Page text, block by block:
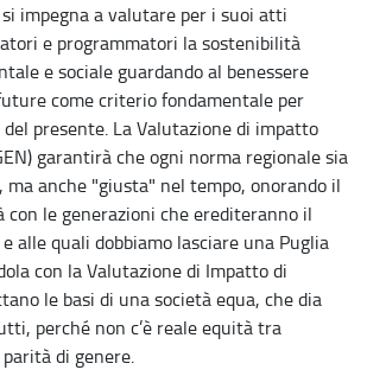
impegna a valutare per i suoi atti
e programmatori la sostenibilità
e sociale guardando al benessere
come criterio fondamentale per
presente. La Valutazione di impatto
garantirà che ogni norma regionale sia
anche "giusta" nel tempo, onorando il
con le generazioni che erediteranno il
alle quali dobbiamo lasciare una Puglia
con la Valutazione di Impatto di
le basi di una società equa, che dia
perché non c’è reale equità tra
di genere.